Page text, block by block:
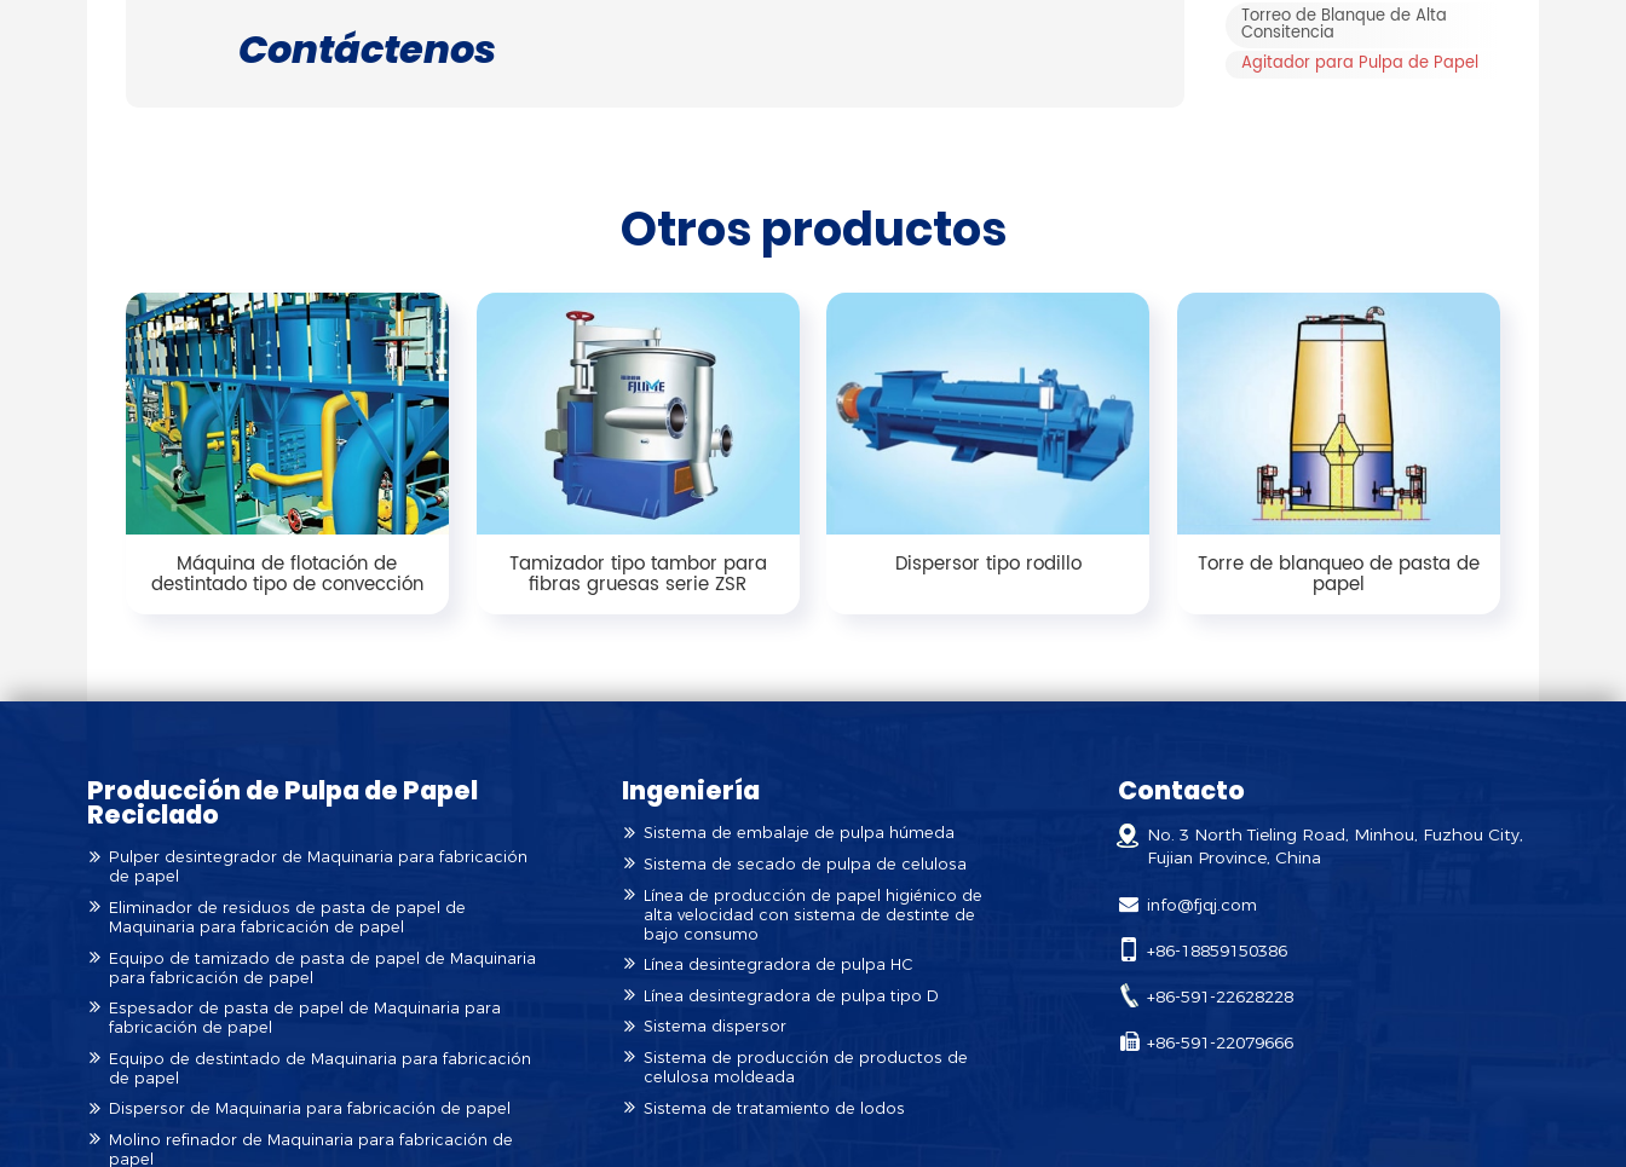
Contáctenos
Torreo de Blanque de Alta
Consitencia
Agitador para Pulpa de Papel
Otros productos
Máquina de flotación de
destintado tipo de convección
Tamizador tipo tambor para
fibras gruesas serie ZSR
Dispersor tipo rodillo Torre de blanqueo de pasta de
papel
Producción de Pulpa de Papel
Reciclado
Pulper desintegrador de Maquinaria para fabricación
de papel
Eliminador de residuos de pasta de papel de
Maquinaria para fabricación de papel
Equipo de tamizado de pasta de papel de Maquinaria
para fabricación de papel
Espesador de pasta de papel de Maquinaria para
fabricación de papel
Equipo de destintado de Maquinaria para fabricación
de papel
Dispersor de Maquinaria para fabricación de papel
Molino refinador de Maquinaria para fabricación de
papel
Ingeniería
Sistema de embalaje de pulpa húmeda
Sistema de secado de pulpa de celulosa
Línea de producción de papel higiénico de
alta velocidad con sistema de destinte de
bajo consumo
Línea desintegradora de pulpa HC
Línea desintegradora de pulpa tipo D
Sistema dispersor
Sistema de producción de productos de
celulosa moldeada
Sistema de tratamiento de lodos
Contacto
No. 3 North Tieling Road, Minhou, Fuzhou City,
Fujian Province, China
info@fjqj.com
+86-18859150386
+86-591-22628228
+86-591-22079666